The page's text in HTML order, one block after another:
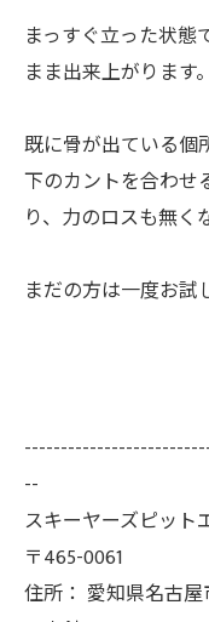
まっすぐ立った状態
まま出来上がります。
既に骨が出ている個
下のカントを合わせ
り、力のロスも無く
まだの方は一度お試
--
スキーヤーズピット
〒465-0061
住所： 愛知県名古